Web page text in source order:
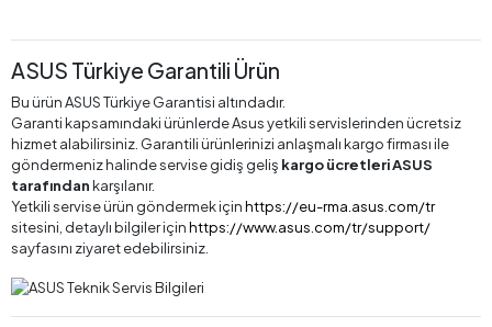
ASUS Türkiye Garantili Ürün
Bu ürün ASUS Türkiye Garantisi altındadır.
Garanti kapsamındaki ürünlerde Asus yetkili servislerinden ücretsiz
hizmet alabilirsiniz. Garantili ürünlerinizi anlaşmalı kargo firması ile
göndermeniz halinde servise gidiş geliş kargo ücretleri ASUS
tarafındankarşılanır.
Yetkili servise ürün göndermek içinhttps://eu-rma.asus.com/tr
sitesini, detaylı bilgiler içinhttps://www.asus.com/tr/support/
sayfasını ziyaret edebilirsiniz.